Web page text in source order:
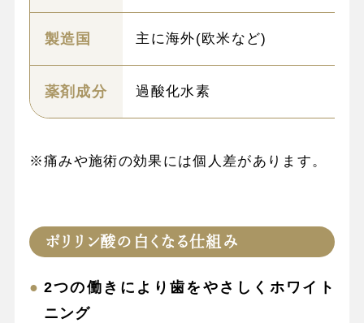
製造国 主に海外(欧米など)
薬剤成分 過酸化水素
※痛みや施術の効果には個人差があります。
ポリリン酸の白くなる仕組み
2つの働きにより歯をやさしくホワイト
ニング